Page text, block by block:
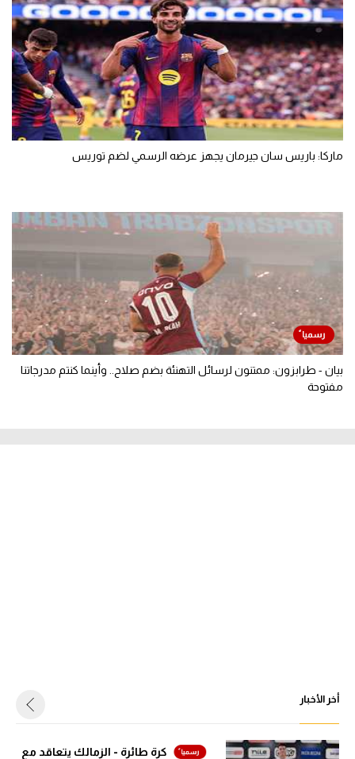
ماركا: باريس سان جيرمان يجهز عرضه الرسمي لضم توريس
بيان - طرابزون: ممتنون لرسائل التهنئة بضم صلاح.. وأينما كنتم مدرجاتنا
مفتوحة
أخر الأخبار
كرة طائرة - الزمالك يتعاقد مع